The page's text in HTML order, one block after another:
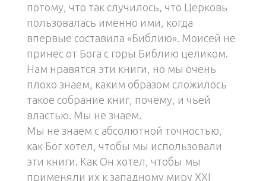
потому, что так случилось, что Церковь
пользовалась именно ими, когда
впервые составила «Библию». Моисей не
принес от Бога с горы Библию целиком.
Нам нравятся эти книги, но мы очень
плохо знаем, каким образом сложилось
такое собрание книг, почему, и чьей
властью. Мы не знаем.
Мы не знаем с абсолютной точностью,
как Бог хотел, чтобы мы использовали
эти книги. Как Он хотел, чтобы мы
применяли их к западному миру XXI